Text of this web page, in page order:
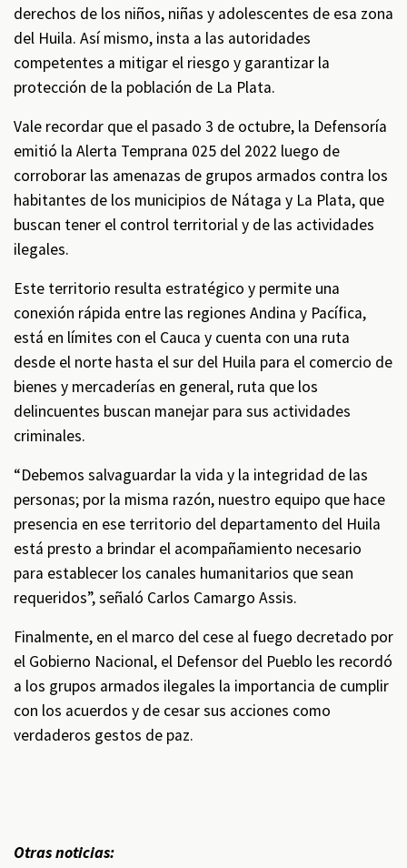
derechos de los niños, niñas y adolescentes de esa zona
del Huila. Así mismo, insta a las autoridades
competentes a mitigar el riesgo y garantizar la
protección de la población de La Plata.
Vale recordar que el pasado 3 de octubre, la Defensoría
emitió la Alerta Temprana 025 del 2022 luego de
corroborar las amenazas de grupos armados contra los
habitantes de los municipios de Nátaga y La Plata, que
buscan tener el control territorial y de las actividades
ilegales.
Este territorio resulta estratégico y permite una
conexión rápida entre las regiones Andina y Pacífica,
está en límites con el Cauca y cuenta con una ruta
desde el norte hasta el sur del Huila para el comercio de
bienes y mercaderías en general, ruta que los
delincuentes buscan manejar para sus actividades
criminales.
“Debemos salvaguardar la vida y la integridad de las
personas; por la misma razón, nuestro equipo que hace
presencia en ese territorio del departamento del Huila
está presto a brindar el acompañamiento necesario
para establecer los canales humanitarios que sean
requeridos”, señaló Carlos Camargo Assis.
Finalmente, en el marco del cese al fuego decretado por
el Gobierno Nacional, el Defensor del Pueblo les recordó
a los grupos armados ilegales la importancia de cumplir
con los acuerdos y de cesar sus acciones como
verdaderos gestos de paz.
Otras noticias: